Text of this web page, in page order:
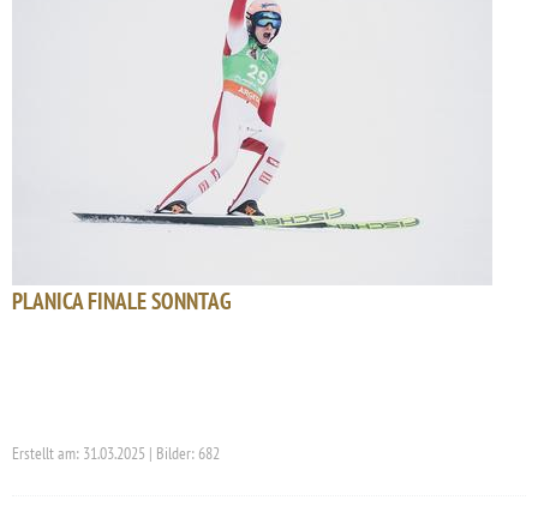
PLANICA FINALE SONNTAG
Erstellt am: 31.03.2025 | Bilder: 682